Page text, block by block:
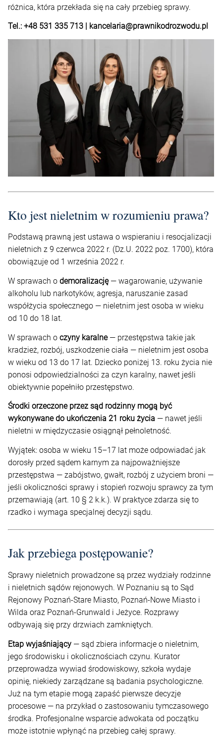
różnica, która przekłada się na cały przebieg sprawy.
Tel.: +48 531 335 713 | kancelaria@prawnikodrozwodu.pl
Kto jest nieletnim w rozumieniu prawa?
Podstawą prawną jest ustawa o wspieraniu i resocjalizacji
nieletnich z 9 czerwca 2022 r. (Dz.U. 2022 poz. 1700), która
obowiązuje od 1 września 2022 r.
W sprawach o demoralizację— wagarowanie, używanie
alkoholu lub narkotyków, agresja, naruszanie zasad
współżycia społecznego — nieletnim jest osoba w wieku
od 10 do 18 lat.
W sprawach o czyny karalne— przestępstwa takie jak
kradzież, rozbój, uszkodzenie ciała — nieletnim jest osoba
w wieku od 13 do 17 lat. Dziecko poniżej 13. roku życia nie
ponosi odpowiedzialności za czyn karalny, nawet jeśli
obiektywnie popełniło przestępstwo.
Środki orzeczone przez sąd rodzinny mogą być
wykonywane do ukończenia 21 roku życia — nawet jeśli
nieletni w międzyczasie osiągnął pełnoletność.
Wyjątek: osoba w wieku 15–17 lat może odpowiadać jak
dorosły przed sądem karnym za najpoważniejsze
przestępstwa — zabójstwo, gwałt, rozbój z użyciem broni —
jeśli okoliczności sprawy i stopień rozwoju sprawcy za tym
przemawiają (art. 10 § 2 k.k.). W praktyce zdarza się to
rzadko i wymaga specjalnej decyzji sądu.
Jak przebiega postępowanie?
Sprawy nieletnich prowadzone są przez wydziały rodzinne
i nieletnich sądów rejonowych. W Poznaniu są to Sąd
Rejonowy Poznań-Stare Miasto, Poznań-Nowe Miasto i
Wilda oraz Poznań-Grunwald i Jeżyce. Rozprawy
odbywają się przy drzwiach zamkniętych.
Etap wyjaśniający — sąd zbiera informacje o nieletnim,
jego środowisku i okolicznościach czynu. Kurator
przeprowadza wywiad środowiskowy, szkoła wydaje
opinię, niekiedy zarządzane są badania psychologiczne.
Już na tym etapie mogą zapaść pierwsze decyzje
procesowe — na przykład o zastosowaniu tymczasowego
środka. Profesjonalne wsparcie adwokata od początku
może istotnie wpłynąć na przebieg całej sprawy.